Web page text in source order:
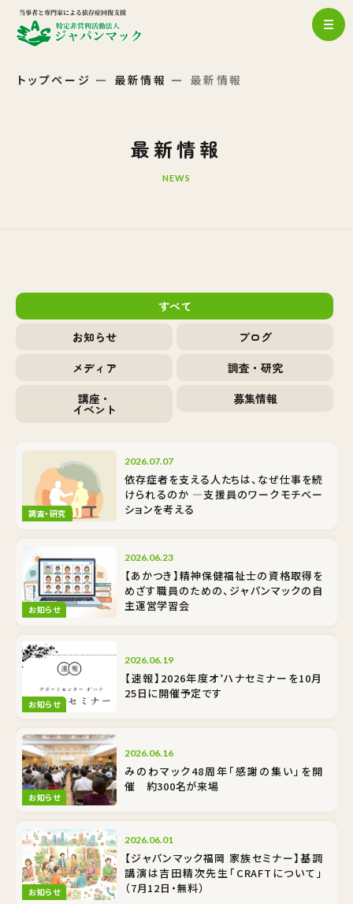
トップページ 最新情報 最新情報
最新情報
NEWS
すべて
お知らせ
ブログ
メディア
調査・研究
講座・
イベント
募集情報
調査・研究
2026.07.07
依存症者を支える人たちは、なぜ仕事を続
けられるのか ―支援員のワークモチベー
ションを考える
お知らせ
2026.06.23
【あかつき】精神保健福祉士の資格取得を
めざす職員のための、ジャパンマックの自
主運営学習会
お知らせ
2026.06.19
【速報】2026年度オ’ハナセミナーを10月
25日に開催予定です
お知らせ
2026.06.16
みのわマック48周年「感謝の集い」を開
催 約300名が来場
お知らせ
2026.06.01
【ジャパンマック福岡 家族セミナー】基調
講演は吉田精次先生「CRAFTについて」
（7月12日・無料）